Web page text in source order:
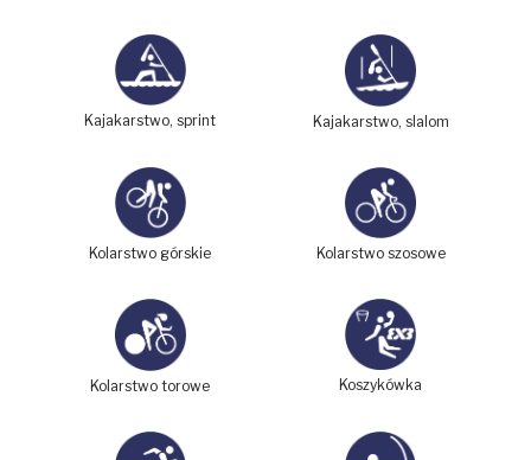
Kajakarstwo, sprint Kajakarstwo, slalom
Kolarstwo górskie Kolarstwo szosowe
Kolarstwo torowe Koszykówka